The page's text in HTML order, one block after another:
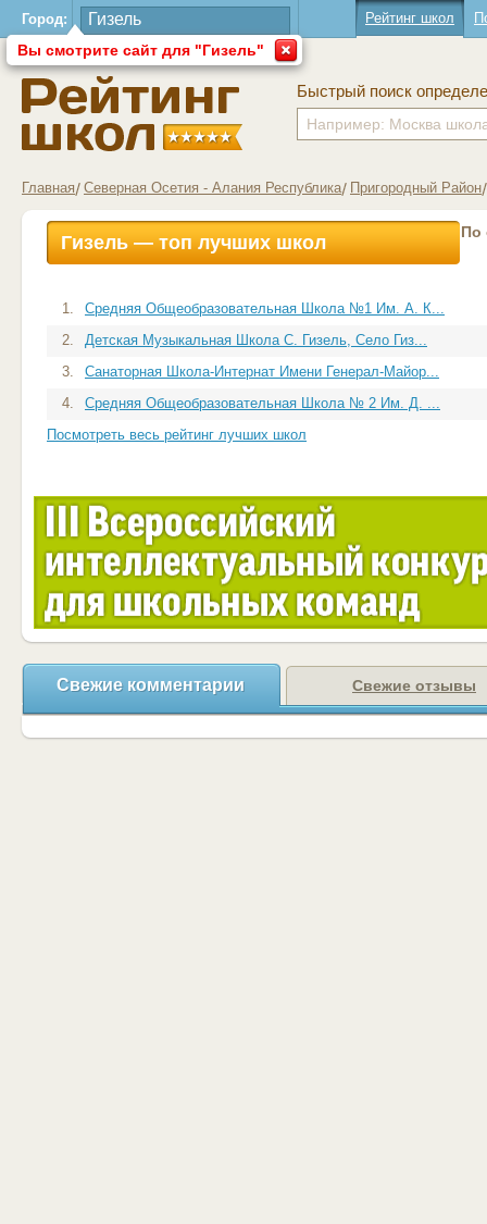
Город:
Вы смотрите сайт для "Гизель"
Рейтинг школ
Быстрый поиск
Главная Северная Осетия - Алания Республика Пригородный Район
Гизель — топ лучших школ По
1.
Средняя Общеобразовательная Школа №1 Им. А. К...
2.
Детская Музыкальная Школа С. Гизель, Село Гиз...
3.
Санаторная Школа-Интернат Имени Генерал-Майор...
4.
Средняя Общеобразовательная Школа № 2 Им. Д. ...
Посмотреть весь рейтинг лучших школ
Свежие комментарии Свежие отзывы